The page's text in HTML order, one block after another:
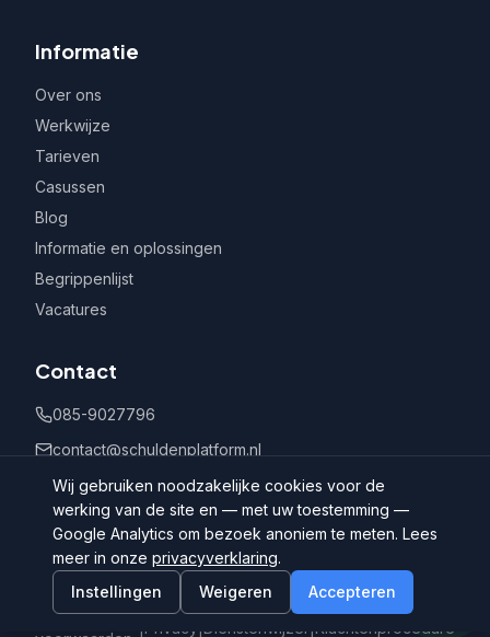
Informatie
Over ons
Werkwijze
Tarieven
Casussen
Blog
Informatie en oplossingen
Begrippenlijst
Vacatures
Contact
085-9027796
contact@schuldenplatform.nl
Postbus 802, 7400 AV Deventer
©
Schuldenplatform.nl
Algemene
|Privacy |Dienstenwijzer |Klachtenprocedure
Wij gebruiken noodzakelijke cookies voor de
werking van de site en — met uw toestemming —
Google Analytics om bezoek anoniem te meten. Lees
meer in onze privacyverklaring.
Instellingen
Weigeren Accepteren